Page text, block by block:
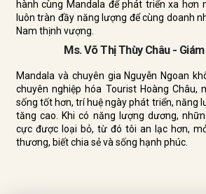
hành cùng Mandala để phát triển xa hơn
luôn tràn đầy năng lượng để cùng doanh
Nam thịnh vượng.
Ms. Võ Thị Thùy Châu -
Mandala và chuyên gia Nguyễn Ngoan
chuyên nghiệp hóa Tourist Hoàng Châu,
sống tốt hơn, trí huệ ngày phát triển, năng
tăng cao. Khi có năng lượng dương,
cực được loại bỏ, từ đó tôi an lạc hơn,
thương, biết chia sẻ và sống hạnh phúc.